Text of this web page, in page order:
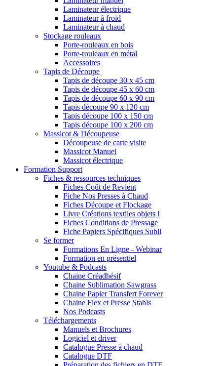
Laminateur électrique
Laminateur à froid
Laminateur à chaud
Stockage rouleaux
Porte-rouleaux en bois
Porte-rouleaux en métal
Accessoires
Tapis de Découpe
Tapis de découpe 30 x 45 cm
Tapis de découpe 45 x 60 cm
Tapis de découpe 60 x 90 cm
Tapis découpe 90 x 120 cm
Tapis découpe 100 x 150 cm
Tapis découpe 100 x 200 cm
Massicot & Découpeuse
Découpeuse de carte visite
Massicot Manuel
Massicot électrique
Formation Support
Fiches & ressources techniques
Fiches Coût de Revient
Fiche Nos Presses à Chaud
Fiches Découpe et Flockage
Livre Créations textiles objets !
Fiches Conditions de Pressage
Fiche Papiers Spécifiques Subli
Se former
Formations En Ligne - Webinar
Formation en présentiel
Youtube & Podcasts
Chaine Créadhésif
Chaine Sublimation Sawgrass
Chaine Papier Transfert Forever
Chaine Flex et Presse Stahls
Nos Podcasts
Téléchargements
Manuels et Brochures
Logiciel et driver
Catalogue Presse à chaud
Catalogue DTF